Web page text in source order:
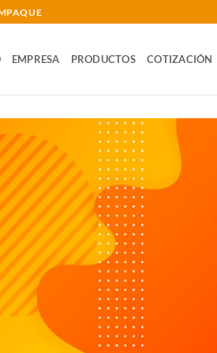
EMPRESA PRODUCTOS COTIZACIÓN